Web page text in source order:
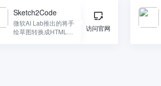
Sketch2Code
微软AI Lab推出的将手
绘草图转换成HTML代
访问官网